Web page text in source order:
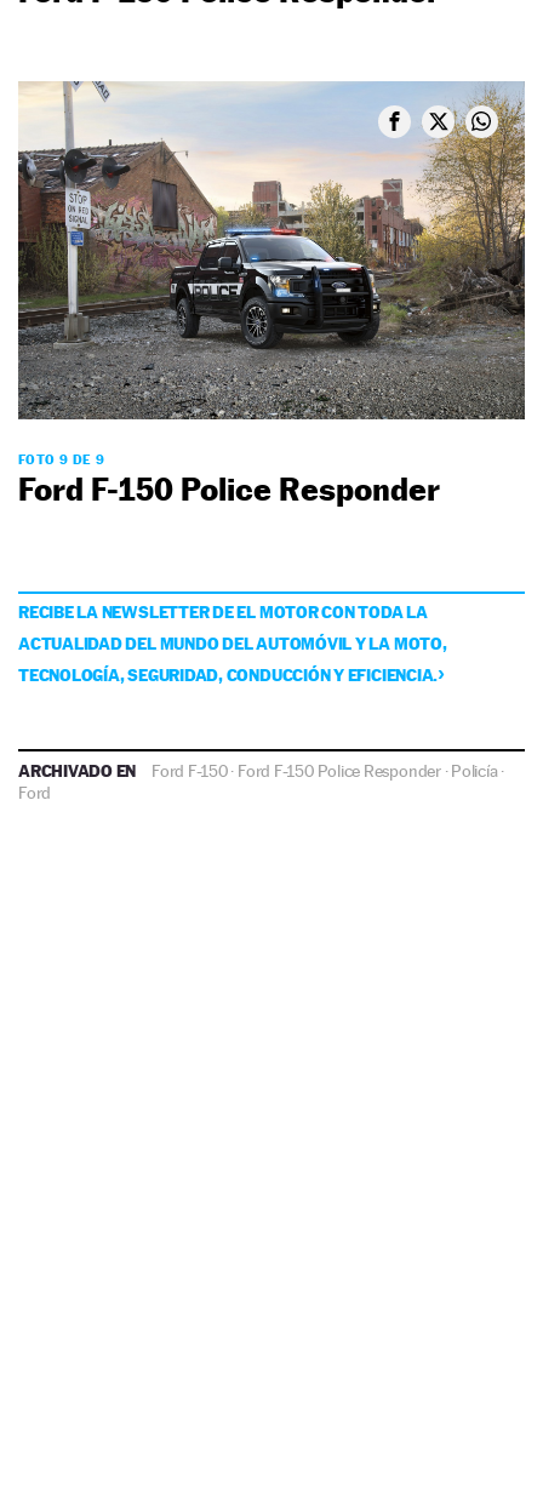
FOTO 9 DE 9
Ford F-150 Police Responder
RECIBE LA NEWSLETTER DE EL MOTOR CON TODA LA
ACTUALIDAD DEL MUNDO DEL AUTOMÓVIL Y LA MOTO,
TECNOLOGÍA, SEGURIDAD, CONDUCCIÓN Y EFICIENCIA.
ARCHIVADO EN Ford F-150· Ford F-150 Police Responder·Policía·
Ford